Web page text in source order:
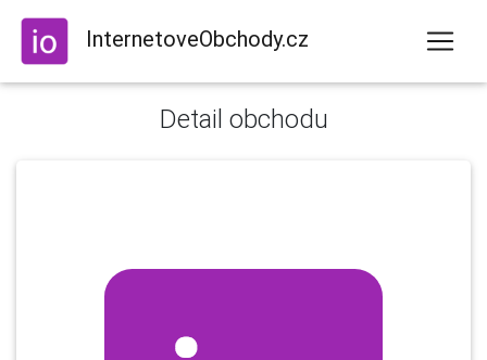
InternetoveObchody.cz
Detail obchodu